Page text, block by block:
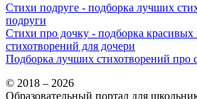
Стихи подруге - подборка лучших
подруги
Стихи про дочку - подборка красивых
стихотворений для дочери
Подборка лучших стихотворений про
© 2018 – 2026
Образовательный портал для